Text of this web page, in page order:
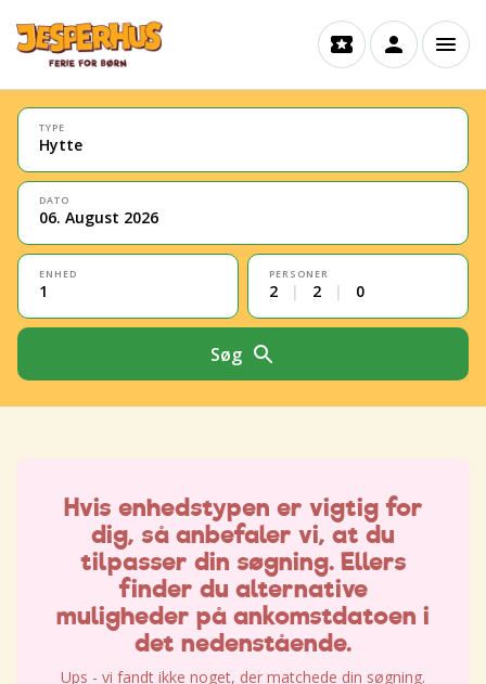
TYPE
Hytte
DATO
06. August 2026
ENHED
1
PERSONER
2 | 2 | 0
Søg
Hvis enhedstypen er vigtig for
dig, så anbefaler vi, at du
tilpasser din søgning. Ellers
finder du alternative
muligheder på ankomstdatoen i
det nedenstående.
Ups - vi fandt ikke noget, der matchede din søgning.